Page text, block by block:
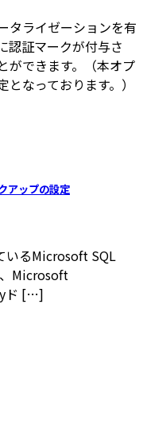
タライゼーションを有
認証マークが付与さ
ができます。（本オプ
なっております。）
アップの設定
いるMicrosoft SQL
Microsoft
ド […]